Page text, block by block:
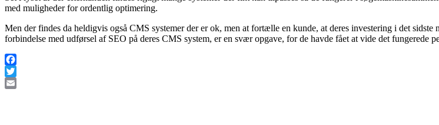
med muligheder for ordentlig optimering.
Men der findes da heldigvis også CMS systemer der er ok, men at fortælle en kunde, at deres investering i det
forbindelse med udførsel af SEO på deres CMS system, er en svær opgave, for de havde fået at vide det
Facebook
Twitter